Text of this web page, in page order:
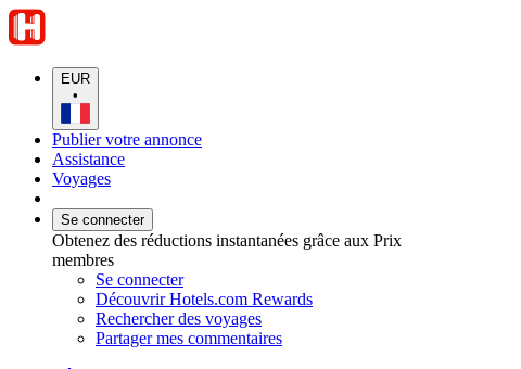
EUR
•
Publier votre annonce
Assistance
Voyages
Se connecter
Obtenez des réductions instantanées grâce aux Prix
membres
Se connecter
Découvrir Hotels.com Rewards
Rechercher des voyages
Partager mes commentaires